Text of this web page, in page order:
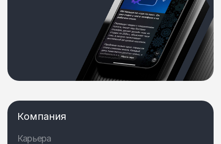
Компания
Карьера